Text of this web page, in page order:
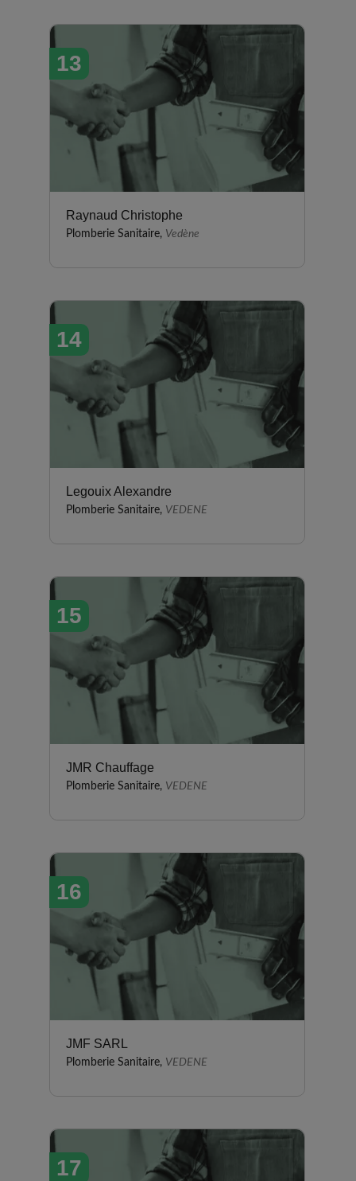
13
Raynaud Christophe
Plomberie Sanitaire, Vedène
14
Legouix Alexandre
Plomberie Sanitaire, VEDENE
15
JMR Chauffage
Plomberie Sanitaire, VEDENE
16
JMF SARL
Plomberie Sanitaire, VEDENE
17